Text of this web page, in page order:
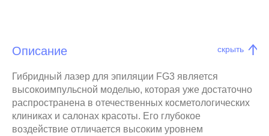
Описание скрыть
Гибридный лазер для эпиляции FG3 является
высокоимпульсной моделью, которая уже достаточно
распространена в отечественных косметологических
клиниках и салонах красоты. Его глубокое
воздействие отличается высоким уровнем